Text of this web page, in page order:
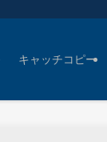
キャッチコピー